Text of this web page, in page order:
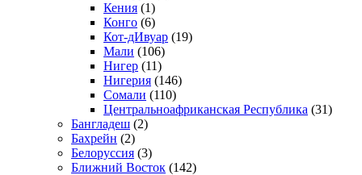
Кения (1)
Конго (6)
Кот-дИвуар (19)
Мали (106)
Нигер (11)
Нигерия (146)
Сомали (110)
Центральноафриканская Республика (31)
Бангладеш (2)
Бахрейн (2)
Белоруссия (3)
Ближний Восток (142)